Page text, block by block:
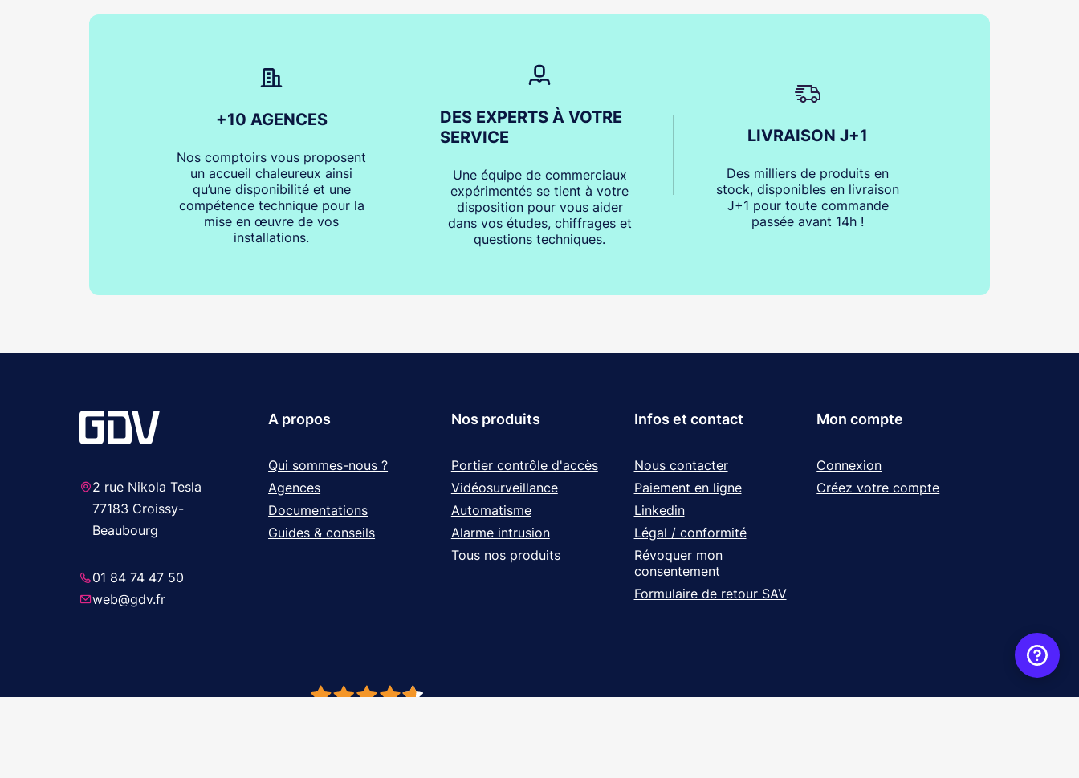
+10 AGENCES
Nos comptoirs vous proposent
un accueil chaleureux ainsi
qu’une disponibilité et une
compétence technique pour la
mise en œuvre de vos
installations.
DES EXPERTS À VOTRE
SERVICE
Une équipe de commerciaux
expérimentés se tient à votre
disposition pour vous aider
dans vos études, chiffrages et
questions techniques.
LIVRAISON J+1
Des milliers de produits en
stock, disponibles en livraison
J+1 pour toute commande
passée avant 14h !
2 rue Nikola Tesla
77183 Croissy-
Beaubourg
01 84 74 47 50
web@gdv.fr
A propos
Qui sommes-nous ?
Agences
Documentations
Guides & conseils
Nos produits
Portier contrôle d'accès
Vidéosurveillance
Automatisme
Alarme intrusion
Tous nos produits
Infos et contact
Nous contacter
Paiement en ligne
Linkedin
Légal / conformité
Révoquer mon
consentement
Formulaire de retour SAV
Mon compte
Connexion
Créez votre compte